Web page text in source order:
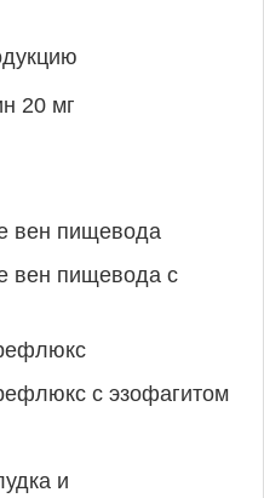
20 мг
вен пищевода
вен пищевода с
с эзофагитом
и